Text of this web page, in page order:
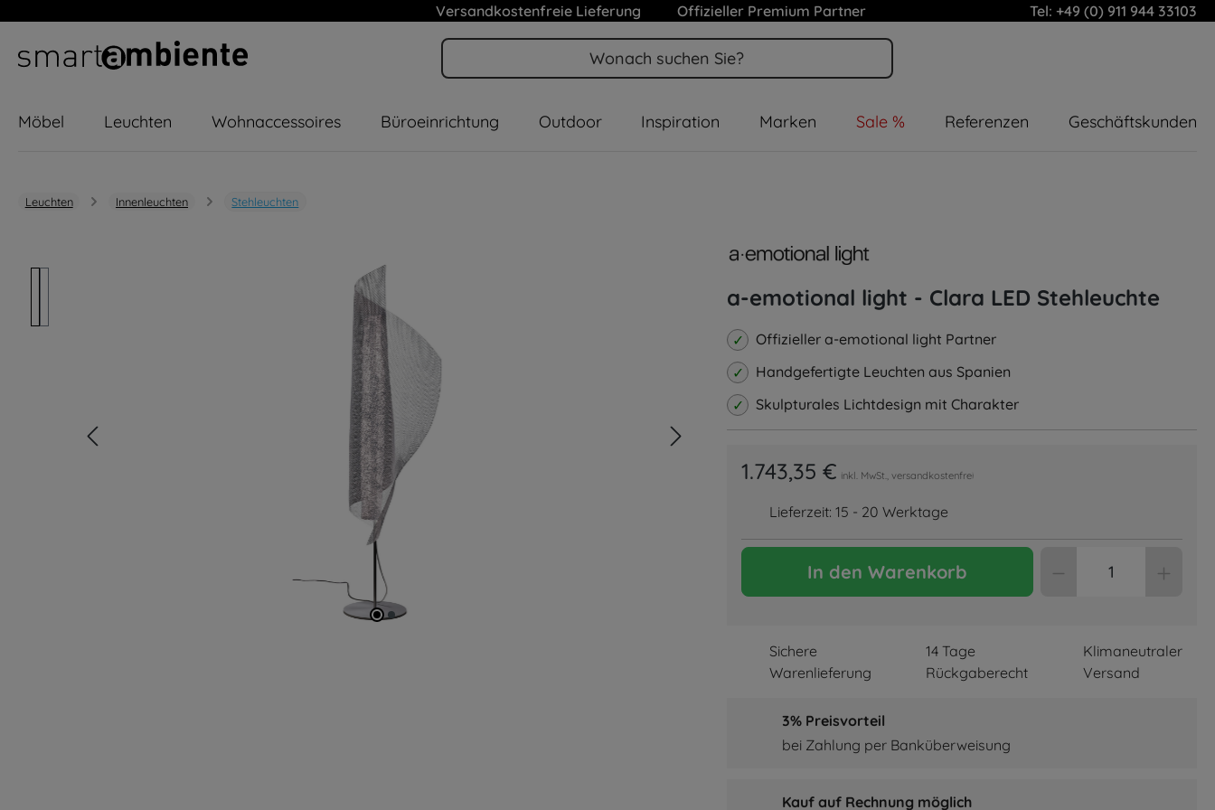
Hauptinhalt springen
Zur Suche springen
Zur Hauptnavigation springen
Versandkostenfreie Lieferung Offizieller Premium Partner Tel: +49 (0) 911 944 33103
Möbel Leuchten Wohnaccessoires Büroeinrichtung Outdoor Inspiration Marken Sale % Referenzen Geschäftskunden
Leuchten Innenleuchten Stehleuchten
a-emotional light - Clara LED Stehleuchte
Offizieller a-emotional light Partner
Handgefertigte Leuchten aus Spanien
Skulpturales Lichtdesign mit Charakter
1.743,35 € inkl. MwSt., versandkostenfrei
Lieferzeit: 15 - 20 Werktage
In den Warenkorb Produkt
Sichere
Warenlieferung
14 Tage
Rückgaberecht
Klimaneutraler
Versand
3% Preisvorteil
bei Zahlung per Banküberweisung
Kauf auf Rechnung möglich